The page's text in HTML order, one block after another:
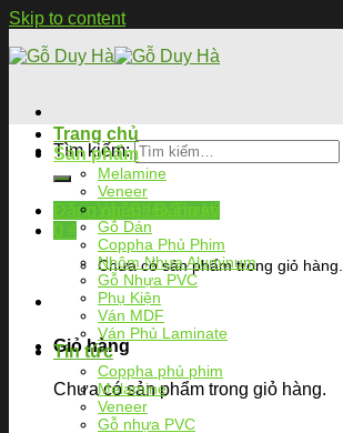
Skip to content
Tìm kiếm:
Đăng nhập / Đăng ký
Chưa có sản phẩm trong giỏ hàng.
Giỏ hàng
Chưa có sản phẩm trong giỏ hàng.
Trang chủ
Sản phẩm
Melamine
Veneer
Gỗ Dán
Coppha Phủ Phim
Nhôm Nhựa Aluminum
Gỗ Nhựa PVC
Phụ Kiện
Ván MDF
Ván Phủ Laminate
Tin tức
Coppha phủ phim
Melamine
Veneer
Gỗ nhựa PVC